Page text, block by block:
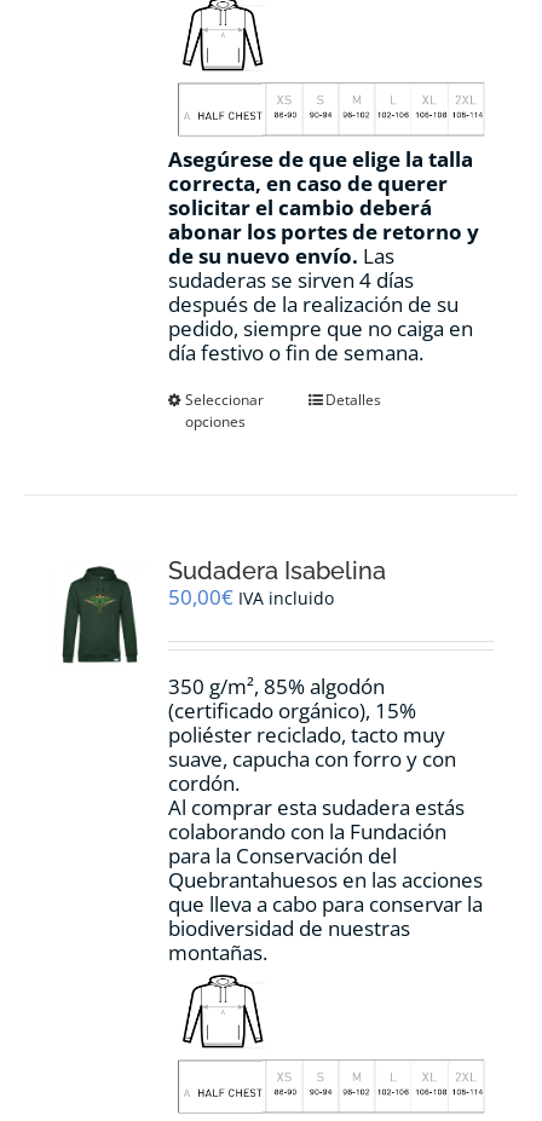
Asegúrese de que elige la talla
correcta, en caso de querer
solicitar el cambio deberá
abonar los portes de retorno y
de su nuevo envío. Las
sudaderas se sirven 4 días
después de la realización de su
pedido, siempre que no caiga en
día festivo o fin de semana.
Seleccionar
opciones
Este
se
pueden
en
página
de
producto
Detalles
Sudadera Isabelina
50,00€ IVA incluido
350 g/m², 85% algodón
(certificado orgánico), 15%
poliéster reciclado, tacto muy
suave, capucha con forro y con
cordón.
Al comprar esta sudadera estás
colaborando con la Fundación
para la Conservación del
Quebrantahuesos en las acciones
que lleva a cabo para conservar la
biodiversidad de nuestras
montañas.